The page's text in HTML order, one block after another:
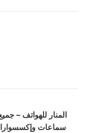
المنار للهواتف –
سماعات